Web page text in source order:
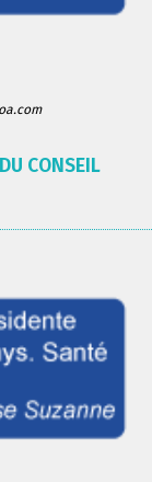
CONSEIL